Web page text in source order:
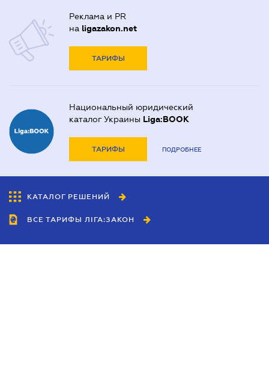
Реклама и PR
на ligazakon.net
ТАРИФЫ
Национальный юридический
каталог Украины Liga:BOOK
ТАРИФЫ ПОДРОБНЕЕ
КАТАЛОГ РЕШЕНИЙ
ВСЕ ТАРИФЫ ЛІГА:ЗАКОН